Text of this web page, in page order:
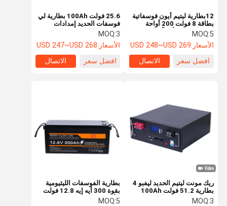
12بطارية ليتيم أيون فوسفاتية
بطاقة 8 فولت 200 أواحة
بطاقة طويلة الأمد آمنة
مستقرة
MOQ:5
الأسعار:USD 248~USD 269
افضل سعر
الاتصال
25.6 فولت 100Ah بطارية لي
فوسفات الحديد إمدادات
الطاقة المستمرة بطارية
LiFePO4
MOQ:3
الأسعار:USD 247~USD 268
افضل سعر
الاتصال
ريك مونت ليتيم الحديد ليفبو 4
بطارية 51.2 فولت 100Ah
طاقة موثوقة 6000 عمر الدورة
MOQ:3
بطارية الفوسفات الليثيومية
بقوة 300 أيه إيه 12.8 فولت
للأنظمة خارج الشبكة
MOQ:5